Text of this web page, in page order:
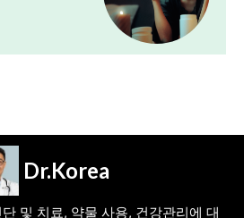
Dr.Korea
및 치료, 약물 사용, 건강관리에 대